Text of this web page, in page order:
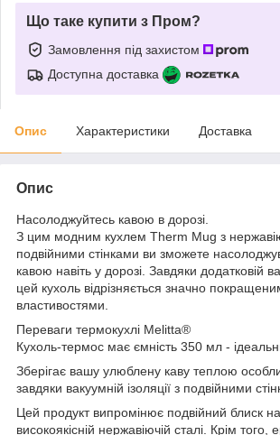
Що таке купити з Пром?
Замовлення під захистом
Доступна доставка
Опис Характеристики Доставка
Опис
Насолоджуйтесь кавою в дорозі.
З цим модним кухлем Therm Mug з
подвійними стінками ви зможете
кавою навіть у дорозі. Завдяки додатковій
цей кухоль відрізняється значно
властивостями.
Переваги термокухлі Melitta®
Кухоль-термос має ємність 350 мл -
Зберігає вашу улюблену каву теплою
завдяки вакуумній ізоляції з подвійними
Цей продукт випромінює подвійний блиск на
високоякісній нержавіючій сталі. Крім того,